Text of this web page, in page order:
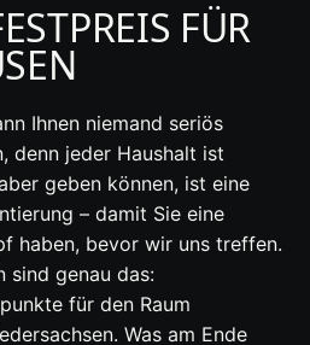
FÜR
Ihnen niemand seriös
denn jeder Haushalt ist
geben können, ist eine
– damit Sie eine
haben, bevor wir uns treffen.
sind genau das:
für den Raum
Was am Ende